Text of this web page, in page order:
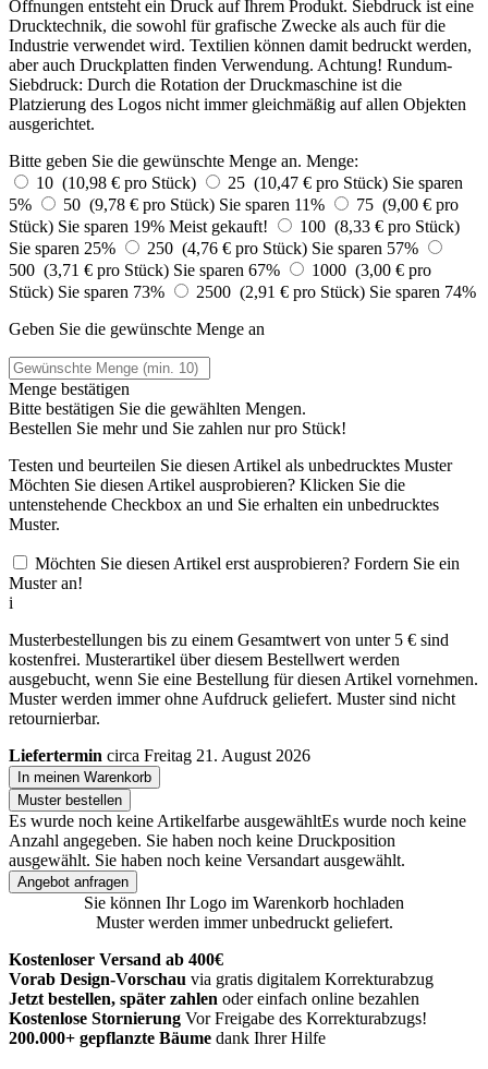
Öffnungen entsteht ein Druck auf Ihrem Produkt. Siebdruck ist eine
Drucktechnik, die sowohl für grafische Zwecke als auch für die
Industrie verwendet wird. Textilien können damit bedruckt werden,
aber auch Druckplatten finden Verwendung. Achtung! Rundum-
Siebdruck: Durch die Rotation der Druckmaschine ist die
Platzierung des Logos nicht immer gleichmäßig auf allen Objekten
ausgerichtet.
Bitte geben Sie die gewünschte Menge an. Menge:
10 (10,98 € pro Stück)
25 (10,47 € pro Stück) Sie sparen
5%
50 (9,78 € pro Stück) Sie sparen 11%
75 (9,00 € pro
Stück) Sie sparen 19% Meist gekauft!
100 (8,33 € pro Stück)
Sie sparen 25%
250 (4,76 € pro Stück) Sie sparen 57%
500 (3,71 € pro Stück) Sie sparen 67%
1000 (3,00 € pro
Stück) Sie sparen 73% 2500 (2,91 € pro Stück) Sie sparen 74%
Geben Sie die gewünschte Menge an
Menge bestätigen
Bitte bestätigen Sie die gewählten Mengen.
Bestellen Sie mehr und Sie zahlen nurpro Stück!
Testen und beurteilen Sie diesen Artikel als unbedrucktes Muster
Möchten Sie diesen Artikel ausprobieren? Klicken Sie die
untenstehende Checkbox an und Sie erhalten ein unbedrucktes
Muster.
Möchten Sie diesen Artikel erst ausprobieren? Fordern Sie ein
Muster an!
i
Musterbestellungen bis zu einem Gesamtwert von unter 5 € sind
kostenfrei. Musterartikel über diesem Bestellwert werden
ausgebucht, wenn Sie eine Bestellung für diesen Artikel vornehmen.
Muster werden immer ohne Aufdruck geliefert. Muster sind nicht
retournierbar.
Liefertermin circa Freitag 21. August 2026
In meinen Warenkorb
Muster bestellen
Es wurde noch keine Artikelfarbe ausgewähltEs wurde noch keine
Anzahl angegeben. Sie haben noch keine Druckposition
ausgewählt. Sie haben noch keine Versandart ausgewählt.
Angebot anfragen
Sie können Ihr Logo im Warenkorb hochladen
Muster werden immer unbedruckt geliefert.
Kostenloser Versand ab 400€
Vorab Design-Vorschau via gratis digitalem Korrekturabzug
Jetzt bestellen, später zahlen oder einfach online bezahlen
Kostenlose Stornierung Vor Freigabe des Korrekturabzugs!
200.000+ gepflanzte Bäume dank Ihrer Hilfe